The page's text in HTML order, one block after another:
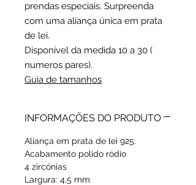
prendas especiais. Surpreenda
com uma aliança única em prata
de lei.
Disponível da medida 10 a 30 (
numeros pares).
Guia de tamanhos
INFORMAÇÕES DO PRODUTO
Aliança em prata de lei 925.
Acabamento polido ródio
4 zircónias
Largura: 4,5 mm